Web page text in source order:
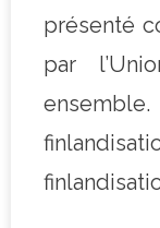
présenté
par